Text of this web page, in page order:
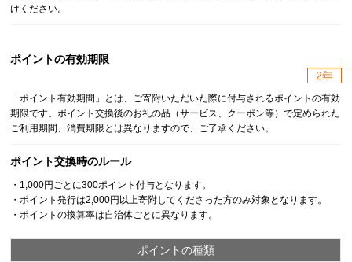
けください。
ポイントの有効期限
2年
「ポイント有効期間」とは、ご寄附いただいた際に付与されるポイントの有効
期限です。ポイント交換後のお礼の品（サービス、クーポン等）で定められた
ご利用期間、消費期限とは異なりますので、ご了承ください。
ポイント交換時のルール
・1,000円ごとに300ポイント付与となります。
・ポイント発行は2,000円以上寄附してくださった方のみ対象となります。
・ポイントの換算率は自治体ごとに異なります。
ポイントの種類